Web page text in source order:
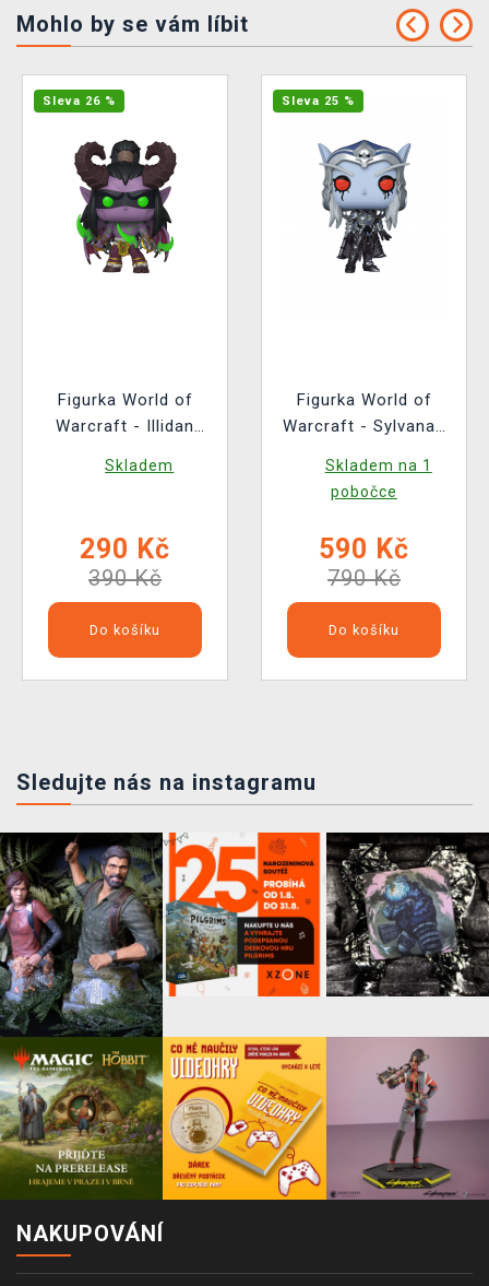
Mohlo by se vám líbit
Sleva 26 %
Figurka World of
Warcraft - Illidan
1101)
Skladem
290 Kč
390 Kč
Do košíku
Sleva 25 %
Figurka World of
Warcraft - Sylvanas
Games 990)
Skladem na 1
pobočce
590 Kč
790 Kč
Do košíku
Sledujte nás na instagramu
NAKUPOVÁNÍ